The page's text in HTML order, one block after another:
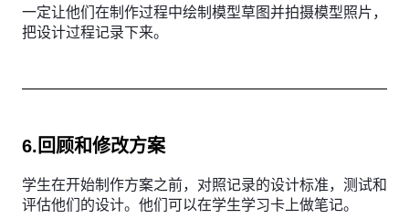
一定让他们在制作过程中绘制模型草图并拍摄模型照片，
把设计过程记录下来。
6.回顾和修改方案
学生在开始制作方案之前，对照记录的设计标准，测试和
评估他们的设计。他们可以在学生学习卡上做笔记。